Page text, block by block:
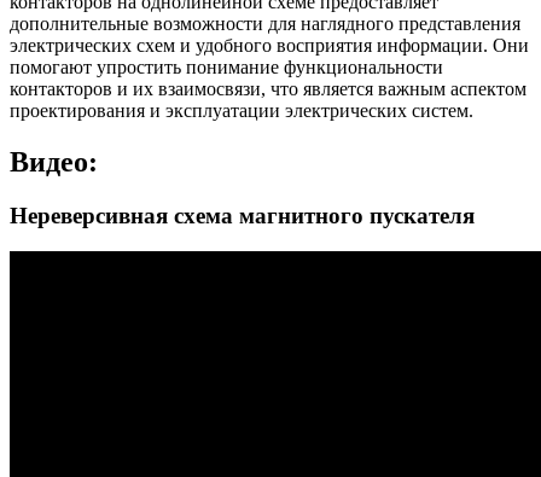
дополнительные возможности для наглядного представления
электрических схем и удобного восприятия информации. Они
помогают упростить понимание функциональности
контакторов и их взаимосвязи, что является важным аспектом
проектирования и эксплуатации электрических систем.
Видео:
Нереверсивная схема магнитного пускателя